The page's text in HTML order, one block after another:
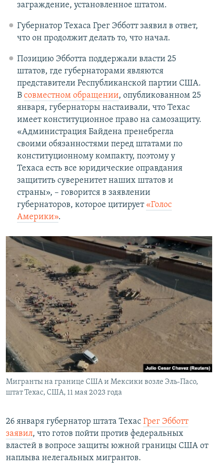
заграждение, установленное штатом.
Губернатор Техаса Грег Эбботт заявил в ответ,
что он продолжит делать то, что начал.
Позицию Эбботта поддержали власти 25
штатов, где губернаторами являются
представители Республиканской партии США.
В совместном обращении, опубликованном 25
января, губернаторы настаивали, что Техас
имеет конституционное право на самозащиту.
«Администрация Байдена пренебрегла
своими обязанностями перед штатами по
конституционному компакту, поэтому у
Техаса есть все юридические оправдания
защитить суверенитет наших штатов и
страны», – говорится в заявлении
губернаторов, которое цитирует «Голос
Америки».
Мигранты на границе США и Мексики возле Эль-Пасо,
штат Техас, США, 11 мая 2023 года
26 января губернатор штата Техас Грег Эбботт
заявил, что готов пойти против федеральных
властей в вопросе защиты южной границы США от
наплыва нелегальных мигрантов.